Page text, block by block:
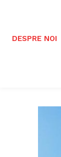
DESPRE NOI